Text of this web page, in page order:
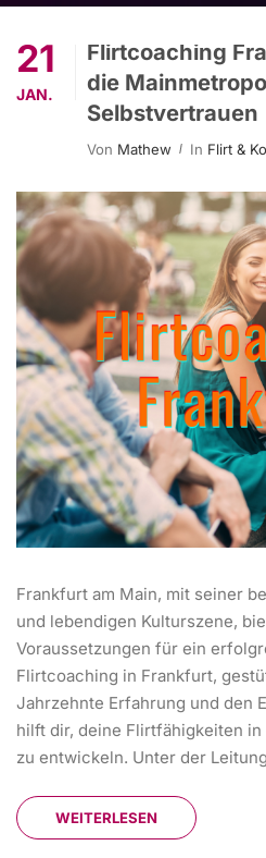
21
JAN.
Flirtcoaching
die
Selbstvertrauen
Von Mathew In Flirt &
Frankfurt am Main, mit seiner
und lebendigen Kulturszene,
Voraussetzungen für ein
Flirtcoaching in Frankfurt,
Jahrzehnte Erfahrung und den
hilft dir, deine Flirtfähigkeiten
zu entwickeln. Unter der
WEITERLESEN